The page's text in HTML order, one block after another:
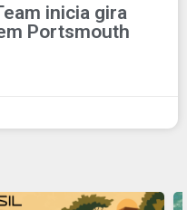
inicia gira
Portsmouth